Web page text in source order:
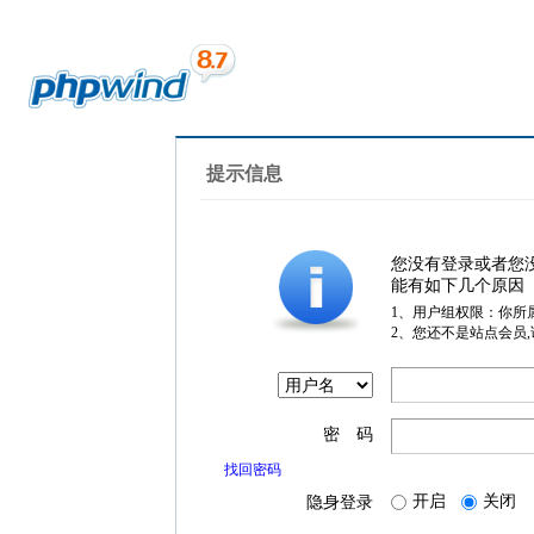
提示信息
您没有登录或者您
能有如下几个原因
1、用户组权限：你所
2、您还不是站点会员
密 码
找回密码
隐身登录 开启 关闭